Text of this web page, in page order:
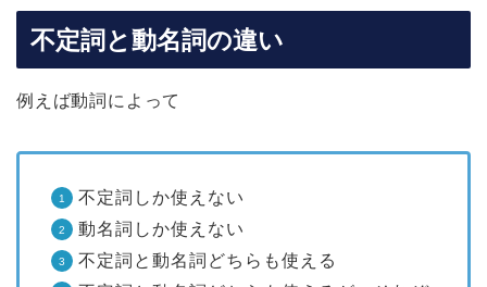
不定詞と動名詞の違い
例えば動詞によって
不定詞しか使えない
動名詞しか使えない
不定詞と動名詞どちらも使える